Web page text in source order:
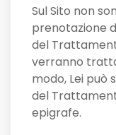
Sul Sito non
prenotazione
del
verranno
modo, Lei
del
epigrafe.